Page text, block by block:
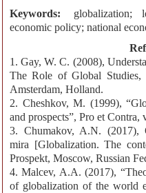
Keywords:
globalization;
economic policy; national
1. Gay, W. C. (2008),
The Role of Global
Amsterdam, Holland.
2. Cheshkov, M. (1999),
and prospects”, Pro et
3. Chumakov, A.N. (2017),
mira [Globalization. The
Prospekt, Moscow, Russian
4. Malcev, A.A. (2017),
of globalization of the world